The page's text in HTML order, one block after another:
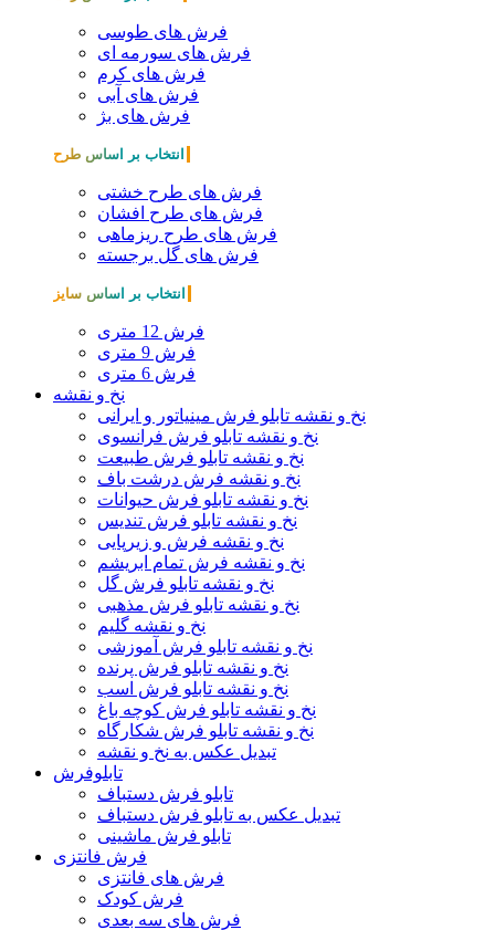
فرش های طوسی
فرش های سورمه ای
فرش های کرم
فرش های آبی
فرش های بژ
انتخاب بر اساس طرح
فرش های طرح خشتی
فرش های طرح افشان
فرش های طرح ریزماهی
فرش های گل برجسته
انتخاب بر اساس سایز
فرش 12 متری
فرش 9 متری
فرش 6 متری
نخ و نقشه
نخ و نقشه تابلو فرش مینیاتور و ایرانی
نخ و نقشه تابلو فرش فرانسوی
نخ و نقشه تابلو فرش طبیعت
نخ و نقشه فرش درشت باف
نخ و نقشه تابلو فرش حیوانات
نخ و نقشه تابلو فرش تندیس
نخ و نقشه فرش و زیرپایی
نخ و نقشه فرش تمام ابریشم
نخ و نقشه تابلو فرش گل
نخ و نقشه تابلو فرش مذهبی
نخ و نقشه گلیم
نخ و نقشه تابلو فرش آموزشی
نخ و نقشه تابلو فرش پرنده
نخ و نقشه تابلو فرش اسب
نخ و نقشه تابلو فرش کوچه باغ
نخ و نقشه تابلو فرش شکارگاه
تبدیل عکس به نخ و نقشه
تابلوفرش
تابلو فرش دستباف
تبدیل عکس به تابلو فرش دستباف
تابلو فرش ماشینی
فرش فانتزی
فرش های فانتزی
فرش کودک
فرش های سه بعدی